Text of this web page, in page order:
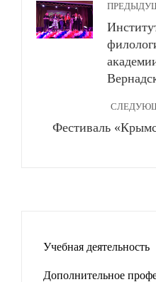
Фестиваль
Учебная деятельность
Дополнительное